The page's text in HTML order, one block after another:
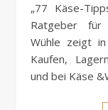
„77 Käse-Tipps für Zuhause“ ist ein praxisnaher
Ratgeber für
Wühle zeigt
Kaufen,
und bei Käse